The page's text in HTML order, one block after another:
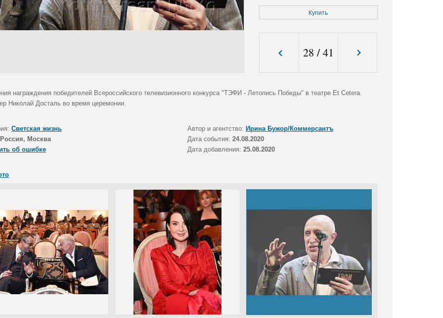
Купить
28 /41
награждения победителей Всероссийского телевизионного конкурса "ТЭФИ - Летопись Победы" в театре Et Cetera.
Николай Досталь во время церемонии.
Светская жизнь Автор и агентство: Ирина Бужор/Коммерсантъ
Россия, Москва Дата события: 24.08.2020
об ошибке
Дата добавления: 25.08.2020